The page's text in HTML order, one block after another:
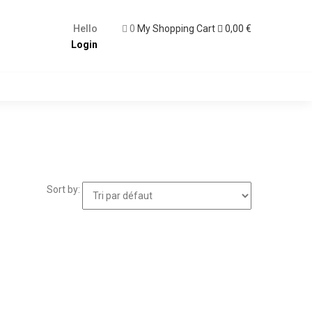
Hello
Login
0 My Shopping Cart 0,00 €
Sort by: